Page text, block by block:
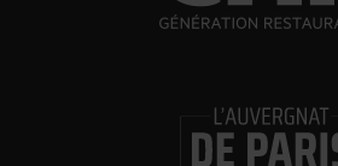
Un mauvais coup
mauvais coup porté à la